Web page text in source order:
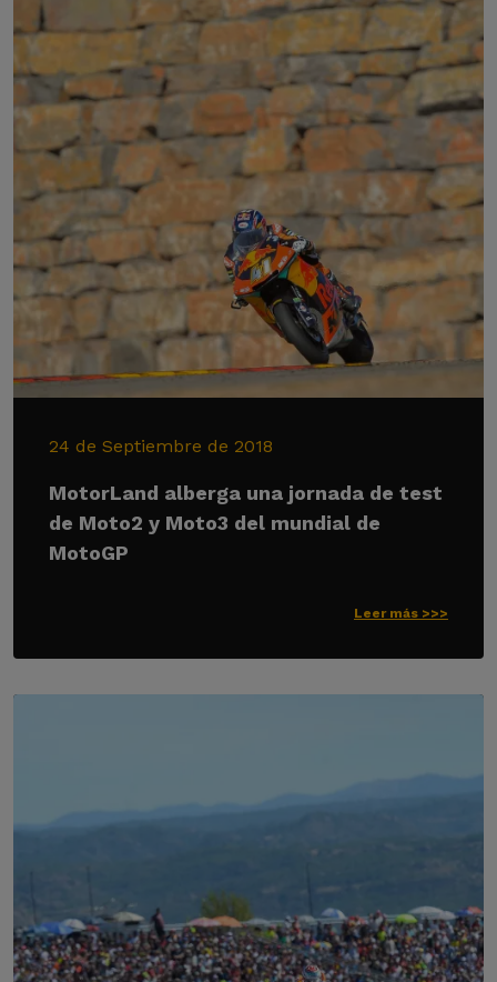
24 de Septiembre de 2018
MotorLand alberga una jornada de test
de Moto2 y Moto3 del mundial de
MotoGP
Leer más >>>